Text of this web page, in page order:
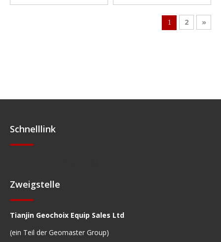
1 2 »
Schnelllink
Zweigstelle
Tianjin Geochoix Equip Sales Ltd
(ein Teil der Geomaster Group)